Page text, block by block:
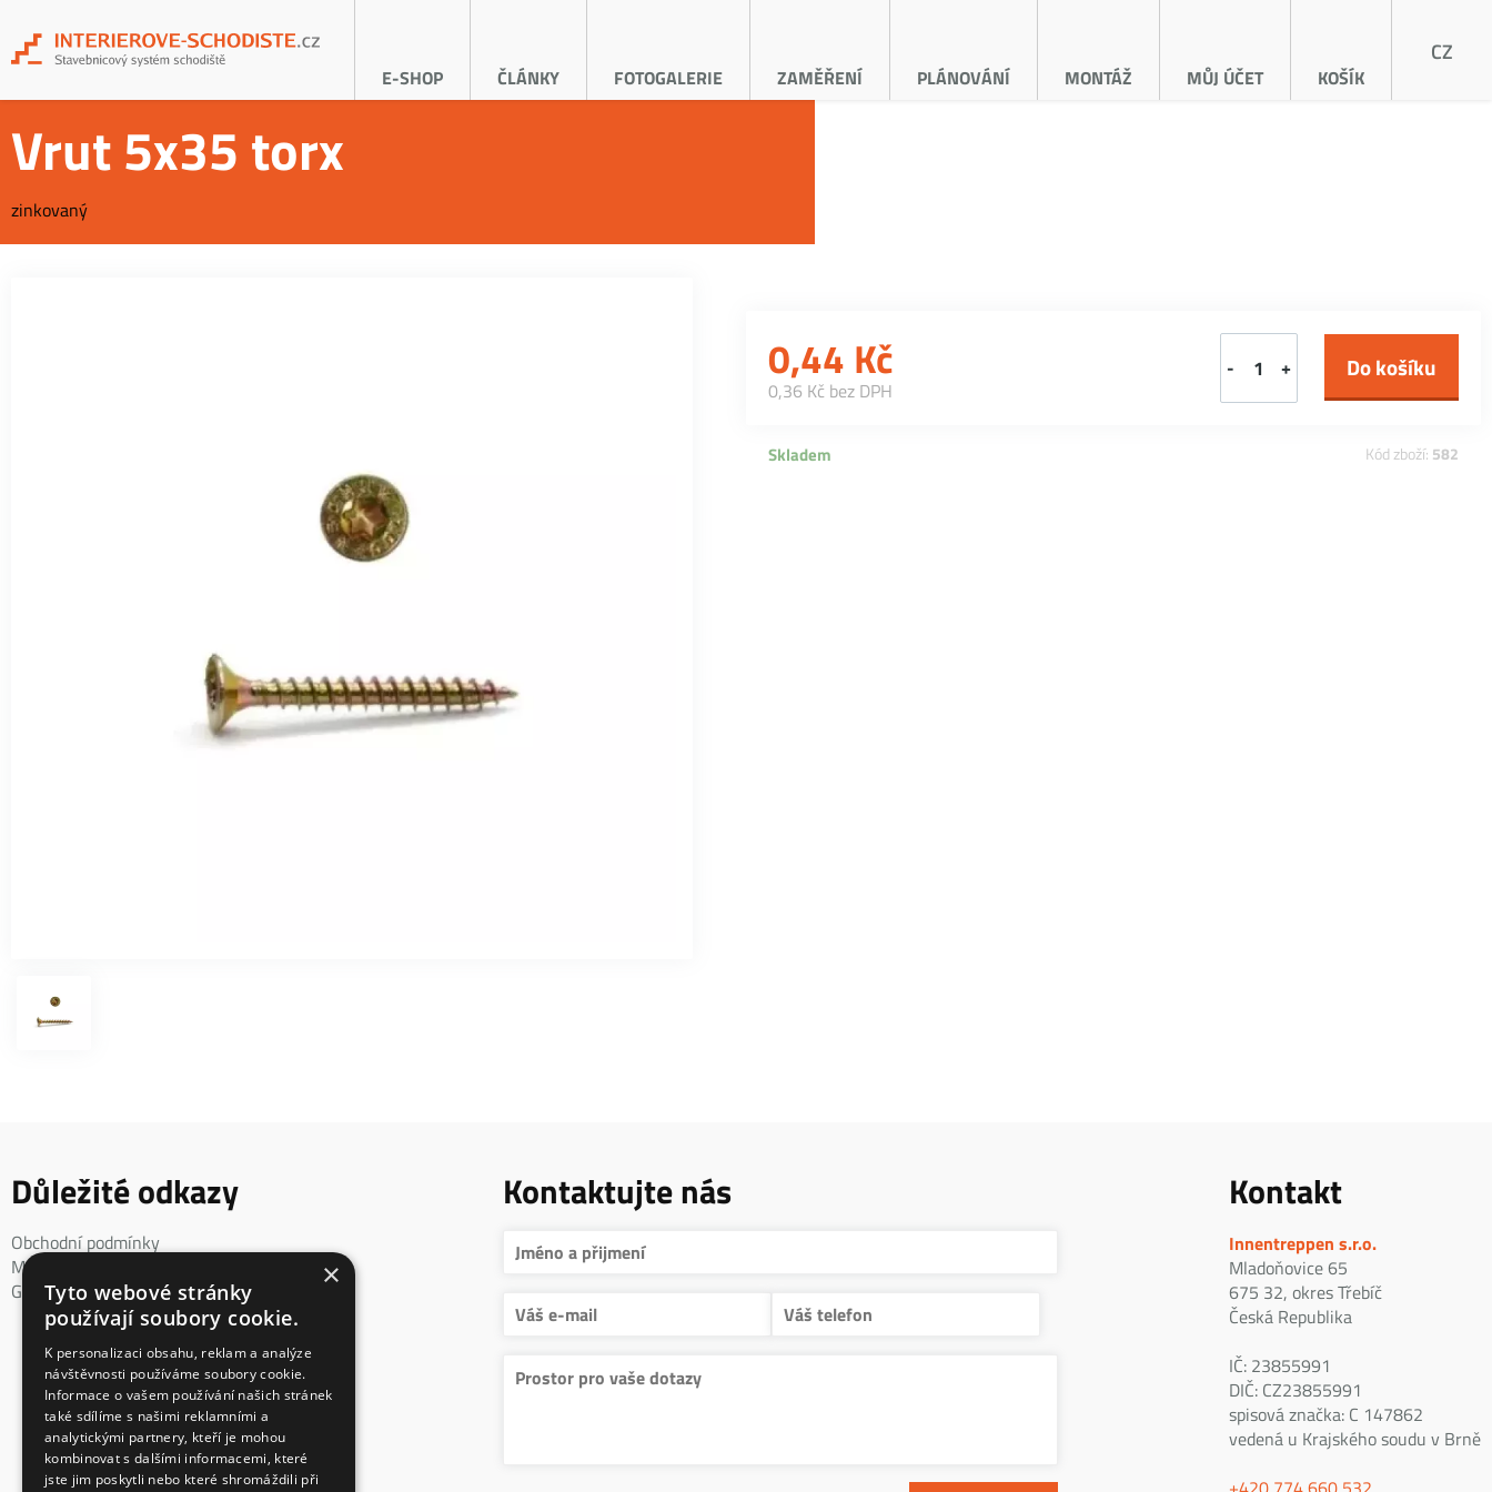
E-SHOP ČLÁNKY FOTOGALERIE ZAMĚŘENÍ PLÁNOVÁNÍ MONTÁŽ MŮJ ÚČET KOŠÍK
CZ
Vrut 5x35 torx
zinkovaný
0,44 Kč
0,36 Kč bez DPH
- +
Skladem Kód zboží: 582
Důležité odkazy
Obchodní podmínky
Mimosoudní řešení spotřebitelského sporu
GDPR
Kontaktujte nás Kontakt
Innentreppen s.r.o.
Mladoňovice 65
675 32, okres Třebíč
Česká Republika
IČ: 23855991
DIČ: CZ23855991
spisová značka: C 147862
vedená u Krajského soudu v Brně
×
Tyto webové stránky
používají soubory cookie.
K personalizaci obsahu, reklam a analýze
návštěvnosti používáme soubory cookie.
Informace o vašem používání našich stránek
také sdílíme s našimi reklamními a
analytickými partnery, kteří je mohou
kombinovat s dalšími informacemi, které
jste jim poskytli nebo které shromáždili při